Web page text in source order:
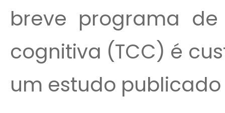
breve programa
cognitiva (TCC) é
um estudo